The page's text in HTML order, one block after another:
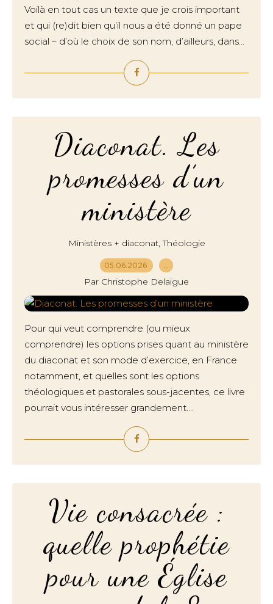
Voilà en tout cas un texte que je crois important
et qui (re)dit bien qu’il nous a été donné un pape
social – d’où le choix de son nom, d’ailleurs, dans...
Diaconat. Les
promesses d’un
ministère
Ministères + diaconat,Théologie
05.06.2026 …
Par Christophe Delaigue
Pour qui veut comprendre (ou mieux
comprendre) les options prises quant au ministère
du diaconat et son mode d’exercice, en France
notamment, et quelles sont les options
théologiques et pastorales sous-jacentes, ce livre
pourrait vous intéresser grandement....
Vie consacrée :
quelle prophétie
pour une Église